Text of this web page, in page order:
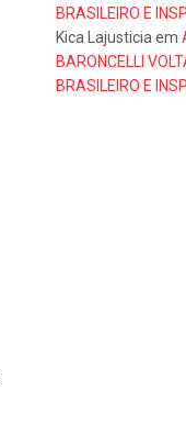
BRASILEIRO E
Kica Lajusticia em
BARONCELLI
BRASILEIRO E